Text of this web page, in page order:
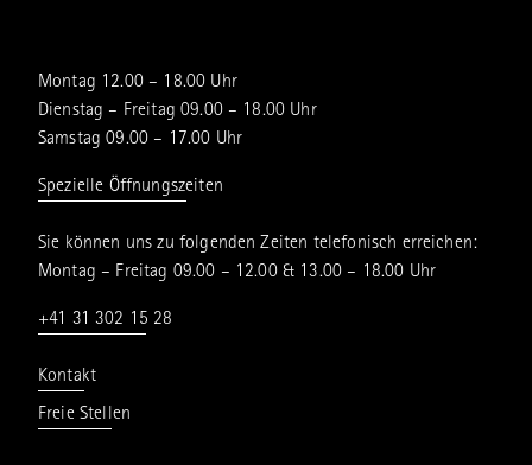
Montag 12.00 – 18.00 Uhr
Dienstag – Freitag 09.00 – 18.00 Uhr
Samstag 09.00 – 17.00 Uhr
Spezielle Öffnungszeiten
Sie können uns zu folgenden Zeiten telefonisch erreichen:
Montag – Freitag 09.00 – 12.00 & 13.00 – 18.00 Uhr
+41 31 302 15 28
Kontakt
Freie Stellen